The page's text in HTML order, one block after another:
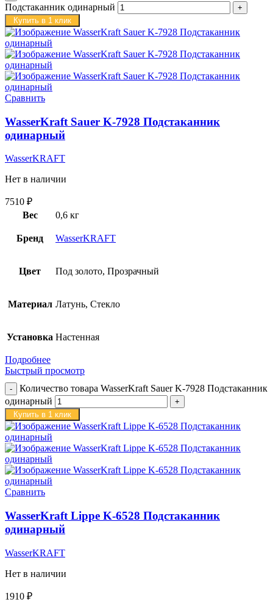
Подстаканник одинарный
Купить в 1 клик
Сравнить
WasserKraft Sauer K-7928 Подстаканник
одинарный
WasserKRAFT
Нет в наличии
7510 ₽
Вес
0,6 кг
Бренд WasserKRAFT
Цвет Под золото, Прозрачный
Материал Латунь, Стекло
Установка Настенная
Подробнее
Быстрый просмотр
Количество товара WasserKraft Sauer K-7928 Подстаканник
одинарный
Купить в 1 клик
Сравнить
WasserKraft Lippe K-6528 Подстаканник
одинарный
WasserKRAFT
Нет в наличии
1910 ₽